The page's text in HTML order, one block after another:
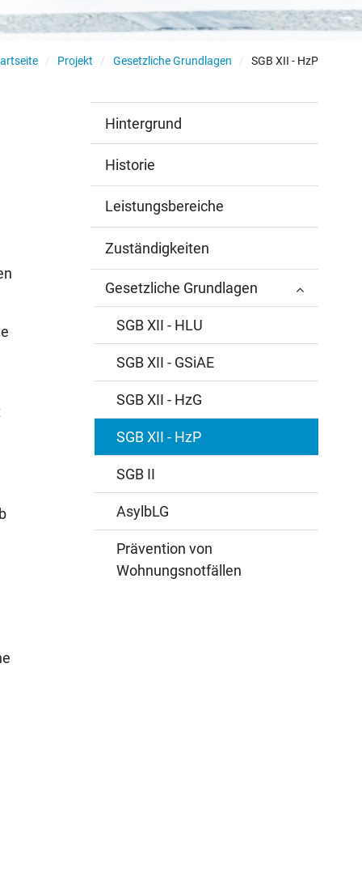
Projekt Gesetzliche Grundlagen SGB XII - HzP
Hintergrund
Historie
Leistungsbereiche
Zuständigkeiten
Gesetzliche Grundlagen
SGB XII - HLU
SGB XII - GSiAE
SGB XII - HzG
SGB XII - HzP
SGB II
AsylbLG
Prävention von
Wohnungsnotfällen